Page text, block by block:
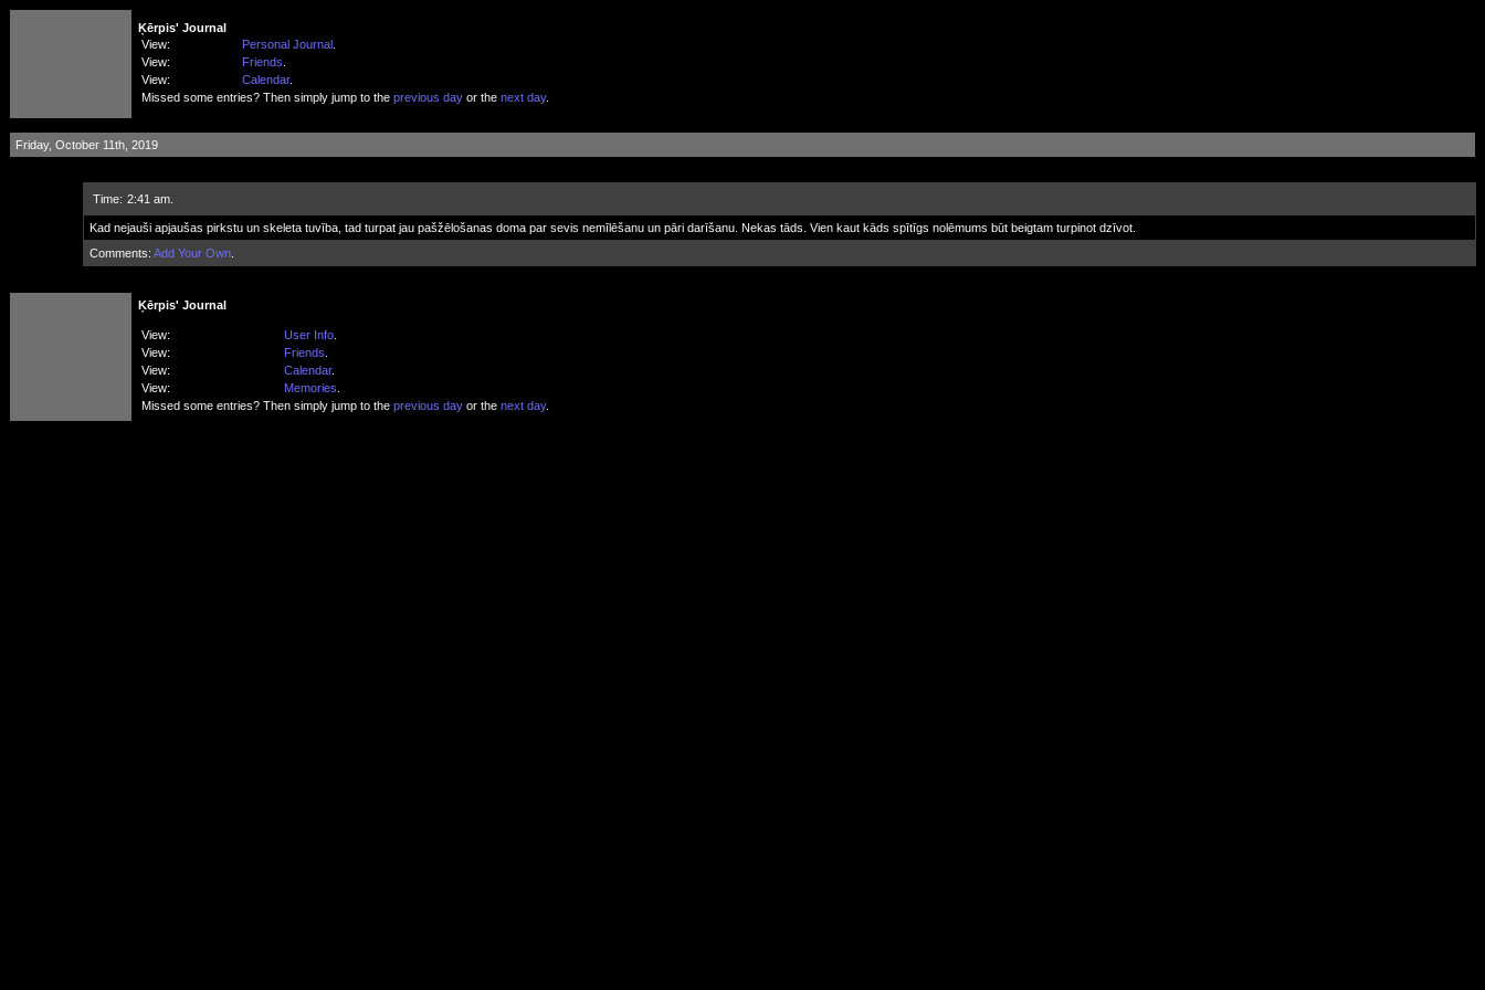
Ķērpis' Journal
View:
Personal Journal
View:
Friends
View:
Calendar.
Missed some entries? Then simply jump to the previous day or the next day.
Friday, October 11th, 2019
Time: 2:41 am.
Kad nejauši apjaušas pirkstu un skeleta tuvība, tad turpat jau pašžēlošanas doma par sevis nemīlēšanu un pāri darīšanu. Nekas tāds. Vien kaut kāds spītīgs nolēmums būt beigtam turpinot dzīvot.
Comments: Add Your Own
Ķērpis' Journal
View: User Info
View:
Friends
View:
Calendar.
View:
Memories
Missed some entries? Then simply jump to the previous day or the next day.